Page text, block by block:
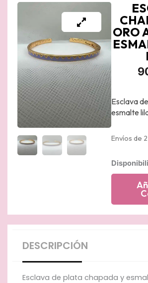
ORO
Esclava
esmalte
Envíos de
Esclava
amarillo
DESCRIPCIÓN
Esclava de plata chapada y